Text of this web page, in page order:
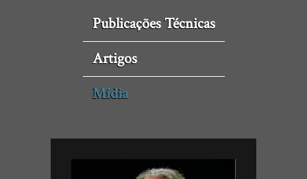
Publicações Técnicas
Artigos
Mídia